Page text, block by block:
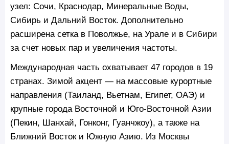
узел: Сочи, Краснодар, Минеральные Воды,
Сибирь и Дальний Восток. Дополнительно
расширена сетка в Поволжье, на Урале и в Сибири
за счет новых пар и увеличения частоты.
Международная часть охватывает 47 городов в 19
странах. Зимой акцент — на массовые курортные
направления (Таиланд, Вьетнам, Египет, ОАЭ) и
крупные города Восточной и Юго-Восточной Азии
(Пекин, Шанхай, Гонконг, Гуанчжоу), а также на
Ближний Восток и Южную Азию. Из Москвы